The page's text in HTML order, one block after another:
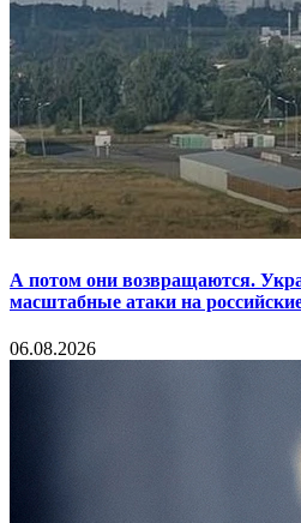
А потом они возвращаются.
масштабные атаки на
06.08.2026